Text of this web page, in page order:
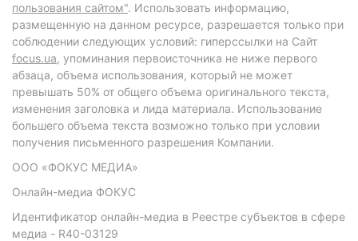
пользования сайтом". Использовать информацию,
размещенную на данном ресурсе, разрешается только при
соблюдении следующих условий: гиперссылки на Сайт
focus.ua, упоминания первоисточника не ниже первого
абзаца, объема использования, который не может
превышать 50% от общего объема оригинального текста,
изменения заголовка и лида материала. Использование
большего объема текста возможно только при условии
получения письменного разрешения Компании.
ООО «ФОКУС МЕДИА»
Онлайн-медиа ФОКУС
Идентификатор онлайн-медиа в Реестре субъектов в сфере
медиа - R40-03129